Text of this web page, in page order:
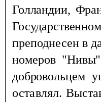
Голландии,
Государ
преподнесен в
номеров
добровольцем
оставлял.